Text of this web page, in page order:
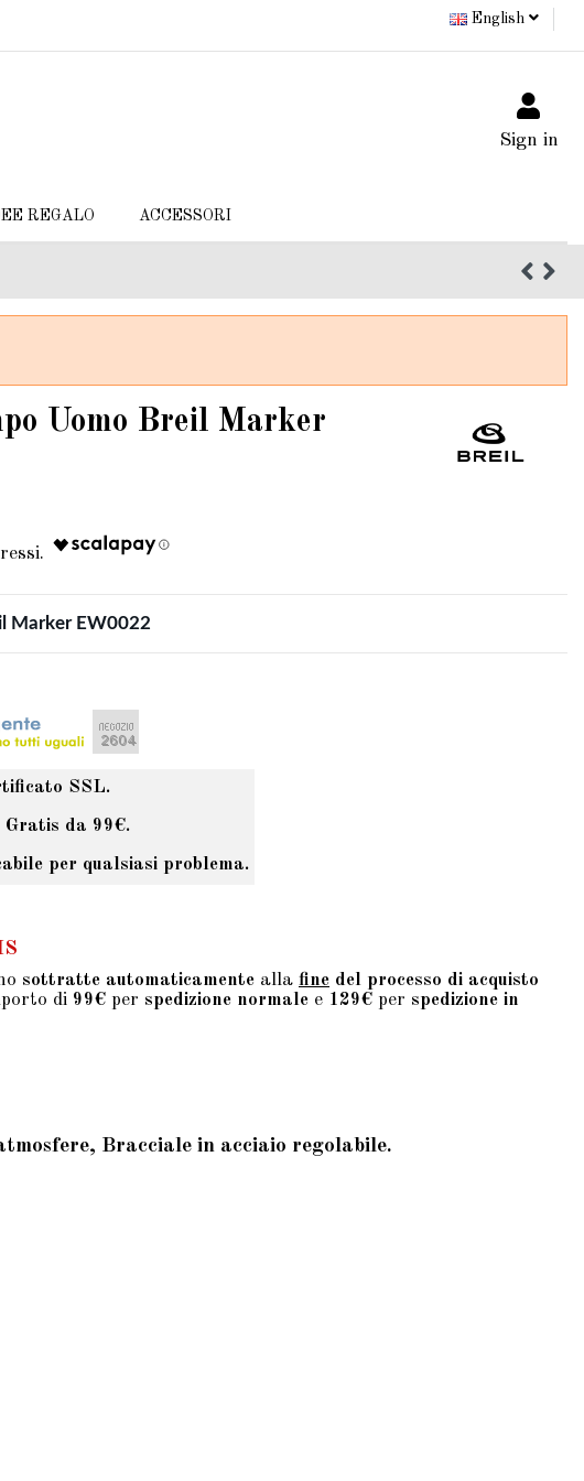
English
Sign in
REGALO ACCESSORI
Uomo Breil Marker
Marker EW0022
SSL.
Gratis da 99€.
per qualsiasi problema.
sottratte automaticamente alla fine del processo di acquisto
di 99€ per spedizione normale e 129€ per spedizione in
Bracciale in acciaio regolabile.